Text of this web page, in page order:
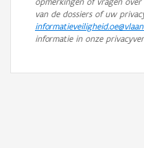
van de dossiers of uw
informatie in onze